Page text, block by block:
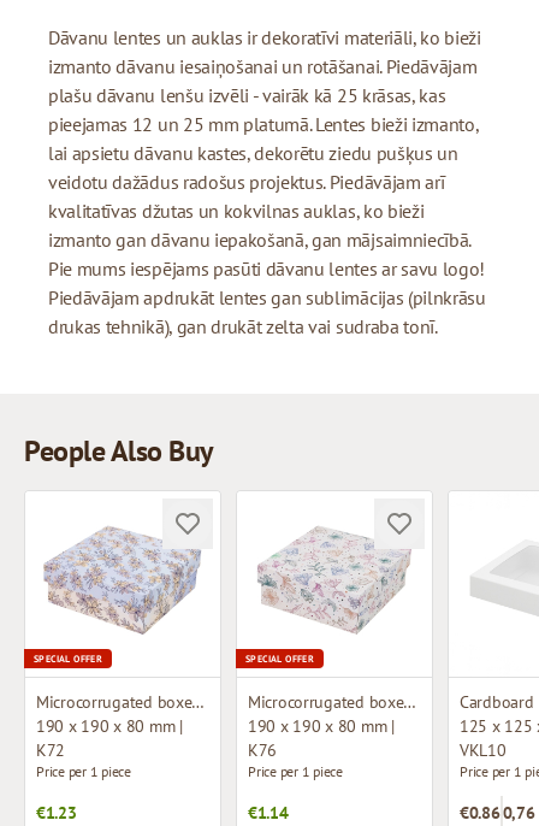
Dāvanu lentes un auklas ir dekoratīvi materiāli, ko bieži
izmanto dāvanu iesaiņošanai un rotāšanai. Piedāvājam
plašu dāvanu lenšu izvēli - vairāk kā 25 krāsas, kas
pieejamas 12 un 25 mm platumā. Lentes bieži izmanto,
lai apsietu dāvanu kastes, dekorētu ziedu pušķus un
veidotu dažādus radošus projektus. Piedāvājam arī
kvalitatīvas džutas un kokvilnas auklas, ko bieži
izmanto gan dāvanu iepakošanā, gan mājsaimniecībā.
Pie mums iespējams pasūti dāvanu lentes ar savu logo!
Piedāvājam apdrukāt lentes gan sublimācijas (pilnkrāsu
drukas tehnikā), gan drukāt zelta vai sudraba tonī.
People Also Buy
SPECIAL OFFER
Microcorrugated boxes with design
190 x 190 x 80 mm |
K72
Price per 1 piece
€1.23
SPECIAL OFFER
Microcorrugated boxes with design
190 x 190 x 80 mm |
K76
Price per 1 piece
€1.14
125 x 125
VKL10
Price per 1
€0.860,76